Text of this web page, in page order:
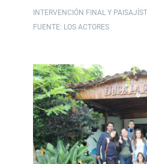
INTERVENCIÓN FINAL Y
FUENTE: LOS ACTORES